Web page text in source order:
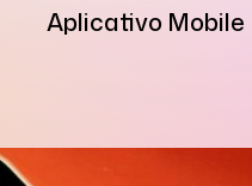
Aplicativo Mobile